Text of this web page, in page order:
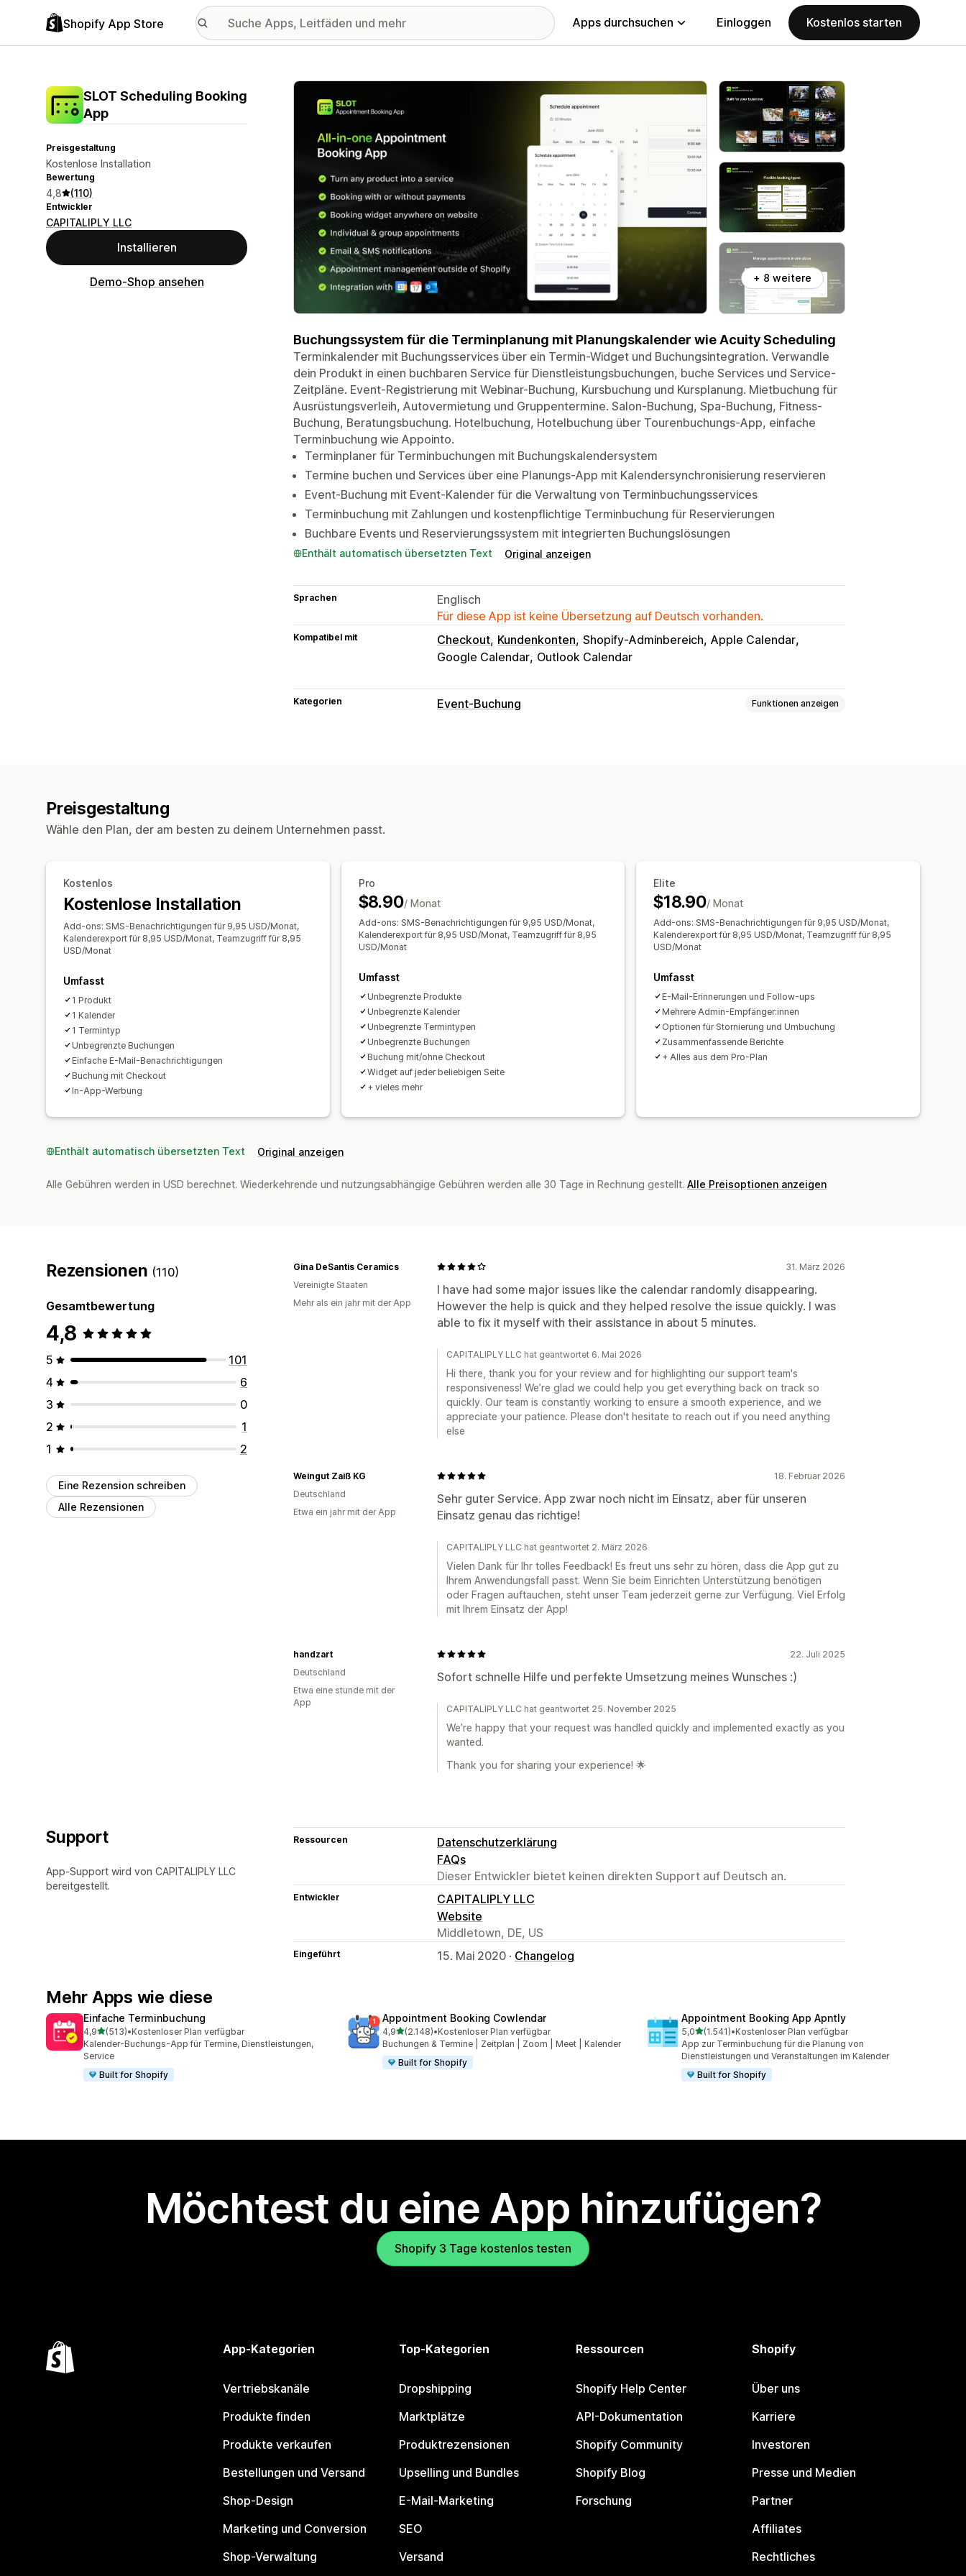
Shopify App Store Apps durchsuchen Einloggen Kostenlos starten
SLOT Scheduling Booking
App
Preisgestaltung
Kostenlose Installation
Bewertung
4,8 (110)
Entwickler
CAPITALIPLY LLC
Installieren
Demo-Shop ansehen
Vorgestellte Bildergalerie
+ 8 weitere
Buchungssystem für die Terminplanung mit Planungskalender wie Acuity Scheduling
Terminkalender mit Buchungsservices über ein Termin-Widget und Buchungsintegration. Verwandle
dein Produkt in einen buchbaren Service für Dienstleistungsbuchungen, buche Services und Service-
Zeitpläne. Event-Registrierung mit Webinar-Buchung, Kursbuchung und Kursplanung. Mietbuchung für
Ausrüstungsverleih, Autovermietung und Gruppentermine. Salon-Buchung, Spa-Buchung, Fitness-
Buchung, Beratungsbuchung. Hotelbuchung, Hotelbuchung über Tourenbuchungs-App, einfache
Terminbuchung wie Appointo.
Terminplaner für Terminbuchungen mit Buchungskalendersystem
Termine buchen und Services über eine Planungs-App mit Kalendersynchronisierung reservieren
Event-Buchung mit Event-Kalender für die Verwaltung von Terminbuchungsservices
Terminbuchung mit Zahlungen und kostenpflichtige Terminbuchung für Reservierungen
Buchbare Events und Reservierungssystem mit integrierten Buchungslösungen
Enthält automatisch übersetzten Text Original anzeigen
Sprachen
Englisch
Für diese App ist keine Übersetzung auf Deutsch vorhanden.
Kompatibel mit Checkout Kundenkonten Shopify-Adminbereich Apple Calendar
Google Calendar Outlook Calendar
Kategorien Event-Buchung Funktionen anzeigen
Preisgestaltung
Wähle den Plan, der am besten zu deinem Unternehmen passt.
Kostenlos
Kostenlose Installation
Add-ons: SMS-Benachrichtigungen für 9,95 USD/Monat,
Kalenderexport für 8,95 USD/Monat, Teamzugriff für 8,95
USD/Monat
Umfasst
1 Produkt
1 Kalender
1 Termintyp
Unbegrenzte Buchungen
Einfache E-Mail-Benachrichtigungen
Buchung mit Checkout
In-App-Werbung
Pro
$8.90/ Monat
Add-ons: SMS-Benachrichtigungen für 9,95 USD/Monat,
Kalenderexport für 8,95 USD/Monat, Teamzugriff für 8,95
USD/Monat
Umfasst
Unbegrenzte Produkte
Unbegrenzte Kalender
Unbegrenzte Termintypen
Unbegrenzte Buchungen
Buchung mit/ohne Checkout
Widget auf jeder beliebigen Seite
+ vieles mehr
Elite
$18.90/ Monat
Add-ons: SMS-Benachrichtigungen für 9,95 USD/Monat,
Kalenderexport für 8,95 USD/Monat, Teamzugriff für 8,95
USD/Monat
Umfasst
E-Mail-Erinnerungen und Follow-ups
Mehrere Admin-Empfänger:innen
Optionen für Stornierung und Umbuchung
Zusammenfassende Berichte
+ Alles aus dem Pro-Plan
Enthält automatisch übersetzten Text Original anzeigen
Alle Gebühren werden in USD berechnet. Wiederkehrende und nutzungsabhängige Gebühren werden alle 30 Tage in Rechnung gestellt. Alle Preisoptionen anzeigen
Rezensionen (110)
Gesamtbewertung
4,8
5
101
4
6
3
0
2
1
1
2
Eine Rezension schreiben
Alle Rezensionen
31. März 2026
I have had some major issues like the calendar randomly disappearing.
However the help is quick and they helped resolve the issue quickly. I was
able to fix it myself with their assistance in about 5 minutes.
Gina DeSantis Ceramics
Vereinigte Staaten
Mehr als ein jahr mit der App
CAPITALIPLY LLC hat geantwortet 6. Mai 2026
Hi there, thank you for your review and for highlighting our support team's
responsiveness! We’re glad we could help you get everything back on track so
quickly. Our team is constantly working to ensure a smooth experience, and we
appreciate your patience. Please don't hesitate to reach out if you need anything
else
18. Februar 2026
Sehr guter Service. App zwar noch nicht im Einsatz, aber für unseren
Einsatz genau das richtige!
Weingut Zaiß KG
Deutschland
Etwa ein jahr mit der App
CAPITALIPLY LLC hat geantwortet 2. März 2026
Vielen Dank für Ihr tolles Feedback! Es freut uns sehr zu hören, dass die App gut zu
Ihrem Anwendungsfall passt. Wenn Sie beim Einrichten Unterstützung benötigen
oder Fragen auftauchen, steht unser Team jederzeit gerne zur Verfügung. Viel Erfolg
mit Ihrem Einsatz der App!
22. Juli 2025
Sofort schnelle Hilfe und perfekte Umsetzung meines Wunsches :)
handzart
Deutschland
Etwa eine stunde mit der
App
CAPITALIPLY LLC hat geantwortet 25. November 2025
We’re happy that your request was handled quickly and implemented exactly as you
wanted.
Thank you for sharing your experience! 🌟
Support
App-Support wird von CAPITALIPLY LLC
bereitgestellt.
Ressourcen
Datenschutzerklärung
FAQs
Dieser Entwickler bietet keinen direkten Support auf Deutsch an.
Entwickler
CAPITALIPLY LLC
Website
Middletown, DE, US
Eingeführt 15. Mai 2020 · Changelog
Mehr Apps wie diese
Einfache Terminbuchung
4,9von 5 Sternen
(513)
513 Rezensionen insgesamt
•Kostenloser Plan verfügbar
Kalender-Buchungs-App für Termine, Dienstleistungen,
Service
Built for Shopify
Appointment Booking Cowlendar
4,9von 5 Sternen
(2.148)
2148 Rezensionen insgesamt
•Kostenloser Plan verfügbar
Buchungen & Termine | Zeitplan | Zoom | Meet | Kalender
Built for Shopify
Appointment Booking App Apntly
5,0von 5 Sternen
(1.541)
1541 Rezensionen insgesamt
•Kostenloser Plan verfügbar
App zur Terminbuchung für die Planung von
Dienstleistungen und Veranstaltungen im Kalender
Built for Shopify
Möchtest du eine App hinzufügen?
Shopify 3 Tage kostenlos testen
App-Kategorien
Vertriebskanäle
Produkte finden
Produkte verkaufen
Bestellungen und Versand
Shop-Design
Marketing und Conversion
Shop-Verwaltung
Top-Kategorien
Dropshipping
Marktplätze
Produktrezensionen
Upselling und Bundles
E-Mail-Marketing
SEO
Versand
Ressourcen
Shopify Help Center
API-Dokumentation
Shopify Community
Shopify Blog
Forschung
Shopify
Über uns
Karriere
Investoren
Presse und Medien
Partner
Affiliates
Rechtliches